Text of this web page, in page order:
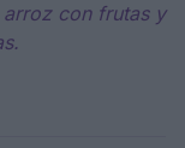
arroz con frutas y